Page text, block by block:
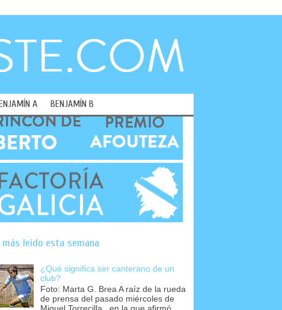
A BENJAMÍN B
más leído esta semana
¿Qué significa ser canterano de un
club?
Foto: Marta G. Brea A raíz de la rueda
de prensa del pasado miércoles de